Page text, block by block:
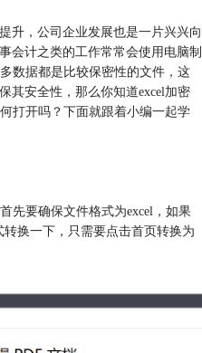
升，公司企业发展也是一片兴兴向
会计之类的工作常常会使用电脑制
数据都是比较保密性的文件，这
其安全性，那么你知道excel加密
打开吗？下面就跟着小编一起学
要确保文件格式为excel，如果
换一下，只需要点击首页转换为